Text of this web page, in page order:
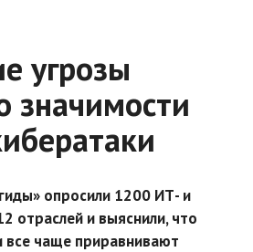
угрозы
значимости
опросили 1200 ИТ- и
отраслей и выяснили, что
все чаще приравнивают